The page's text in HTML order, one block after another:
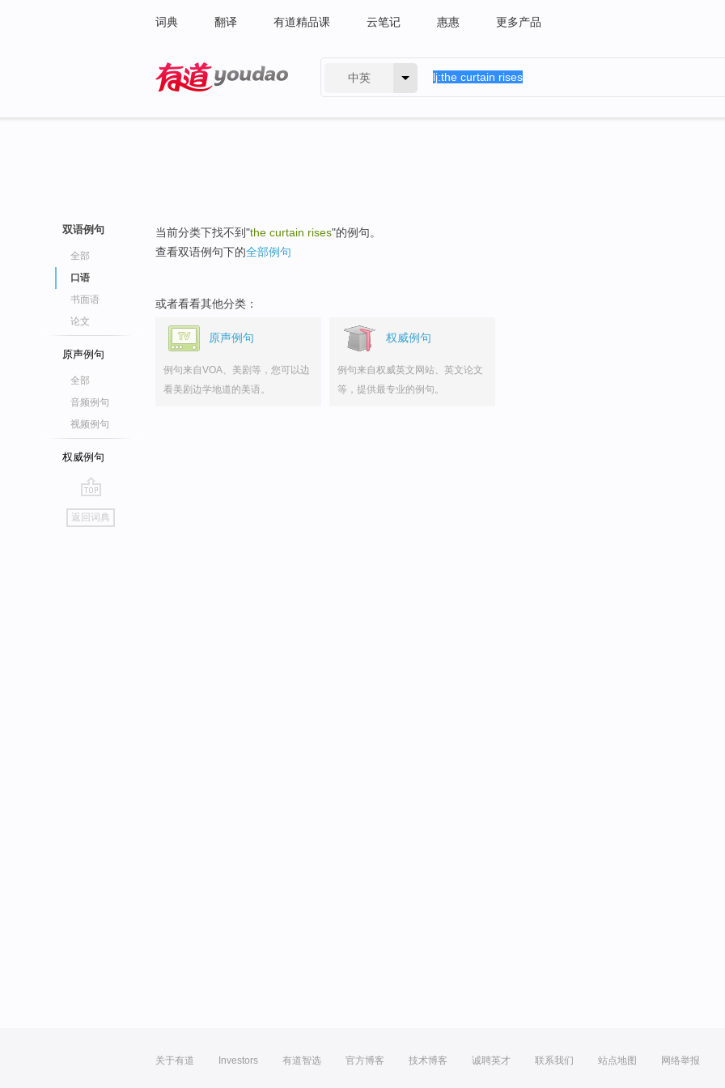
词典 翻译 有道精品课 云笔记 惠惠 更多产品
中英
双语例句
全部
口语
书面语
论文
原声例句
全部
音频例句
视频例句
权威例句
go
top
返回词典
当前分类下找不到"the curtain rises"的例句。
查看双语例句下的全部例句
或者看看其他分类：
原声例句
例句来自VOA、美剧等，您可以边
看美剧边学地道的美语。
权威例句
例句来自权威英文网站、英文论文
等，提供最专业的例句。
关于有道 Investors 有道智选 官方博客 技术博客 诚聘英才 联系我们 站点地图 网络举报